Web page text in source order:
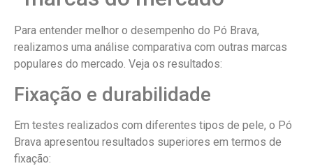
Para entender melhor o desempenho do Pó Brava,
realizamos uma análise comparativa com outras marcas
populares do mercado. Veja os resultados:
Fixação e durabilidade
Em testes realizados com diferentes tipos de pele, o Pó
Brava apresentou resultados superiores em termos de
fixação: